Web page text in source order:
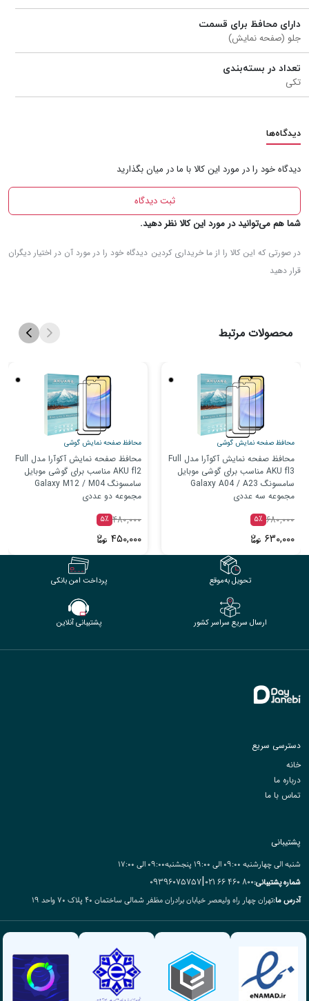
دارای محافظ برای قسمت
جلو (صفحه نمایش)
تعداد در بسته‌بندی
تکی
دیدگاه‌ها
دیدگاه‌ خود را در مورد این کالا با ما در میان بگذارید
ثبت دیدگاه‌
شما هم می‌توانید در مورد این کالا نظر دهید.
در صورتی که این کالا را از ما خریداری کردین دیدگاه خود را در مورد آن در اختیار دیگران
قرار دهید
محصولات مرتبط
محافظ صفحه نمایش گوشی
محافظ صفحه نمایش آکوآرا مدل Full
AKU fl3 مناسب برای گوشی موبایل
سامسونگ Galaxy A04 / A23
مجموعه سه عددی
۶۸۰,۰۰۰ ۵٪
۶۳۰,۰۰۰
محافظ صفحه نمایش گوشی
محافظ صفحه نمایش آکوآرا مدل Full
AKU fl2 مناسب برای گوشی موبایل
سامسونگ Galaxy M12 / M04
مجموعه دو عددی
۴۸۰,۰۰۰ ۵٪
۴۵۰,۰۰۰
تحویل به‌موقع پرداخت امن بانکی
ارسال سریع سراسر کشور پشتیبانی آنلاین
دسترسی سریع
خانه
درباره ما
تماس با ما
پشتیبانی
شنبه الی چهارشنبه ۰9:۰۰ الی 19:۰۰ پنجشنبه۰9:۰۰ الی 17:00
شماره پشتیبانی:800 460 66 021
|
09396075757
آدرس ما:تهران چهار راه ولیعصر خیابان برادران مظفر شمالی ساختمان ۴۰ پلاک ۷۰ واحد ۱۹